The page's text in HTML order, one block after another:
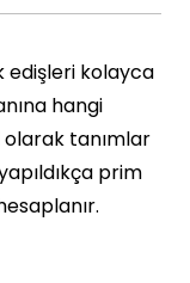
edişleri kolayca
hangi
tanımlar
prim